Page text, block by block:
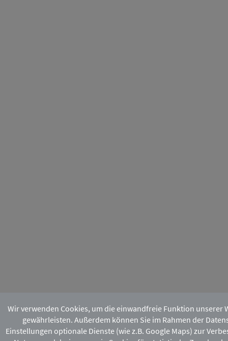
Wir verwenden Cookies, um die einwandfreie Funktion unserer
gewährleisten. Außerdem können Sie im Rahmen der
Einstellungen optionale Dienste (wie z.B. Google Maps) zur